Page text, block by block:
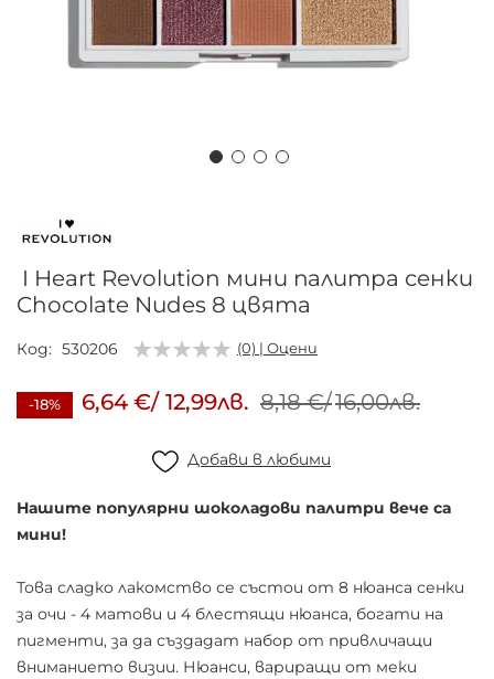
началото
галерия
със
снимки
I Heart Revolution мини палитра сенки
Chocolate Nudes 8 цвята
Код 530206 (0) | Оцени
-18% 6,64 €/ 12,99лв. 8,18 €/16,00лв.
Добави в любими
Нашите популярни шоколадови палитри вече са
мини!
Това сладко лакомство се състои от 8 нюанса сенки
за очи - 4 матови и 4 блестящи нюанса, богати на
пигменти, за да създадат набор от привличащи
вниманието визии. Нюанси, вариращи от меки